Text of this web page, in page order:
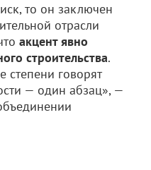
то он заключен
отрасли
акцент явно
строительства.
степени говорят
— один абзац», —